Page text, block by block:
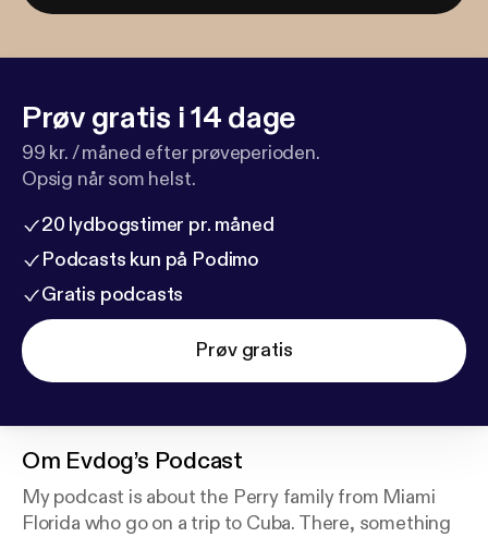
Prøv gratis i 14 dage
99 kr. / måned efter prøveperioden.
Opsig når som helst.
20 lydbogstimer pr. måned
Podcasts kun på Podimo
Gratis podcasts
Prøv gratis
Om Evdog’s Podcast
My podcast is about the Perry family from Miami
Florida who go on a trip to Cuba. There, something